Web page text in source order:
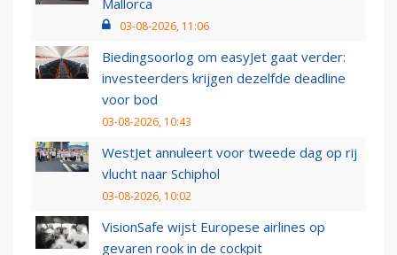
03-08-2026, 11:06
Biedingsoorlog om easyJet gaat verder:
investeerders krijgen dezelfde deadline
voor bod
03-08-2026, 10:43
WestJet annuleert voor tweede dag op rij
vlucht naar Schiphol
03-08-2026, 10:02
VisionSafe wijst Europese airlines op
gevaren rook in de cockpit